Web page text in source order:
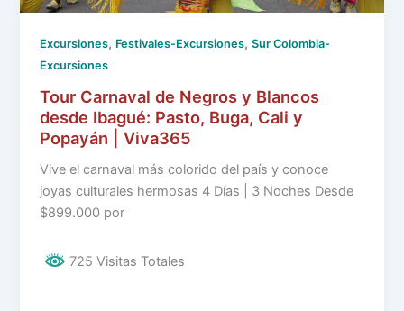
Excursiones, Festivales-Excursiones,Sur Colombia-
Excursiones
Tour Carnaval de Negros y Blancos
desde Ibagué: Pasto, Buga, Cali y
Popayán | Viva365
Vive el carnaval más colorido del país y conoce
joyas culturales hermosas 4 Días | 3 Noches Desde
$899.000 por
725 Visitas Totales